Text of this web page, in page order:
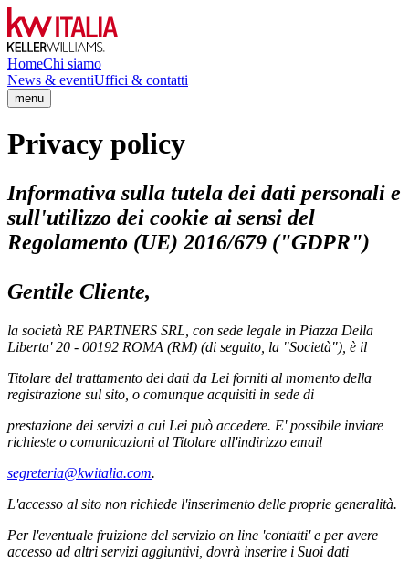
HomeChi siamo
News & eventiUffici & contatti
menu
Privacy policy
Informativa sulla tutela dei dati personali e
sull'utilizzo dei cookie ai sensi del
Regolamento (UE) 2016/679 ("GDPR")
Gentile Cliente,
la società RE PARTNERS SRL, con sede legale in Piazza Della
Liberta' 20 - 00192 ROMA (RM) (di seguito, la "Società"), è il
Titolare del trattamento dei dati da Lei forniti al momento della
registrazione sul sito, o comunque acquisiti in sede di
prestazione dei servizi a cui Lei può accedere. E' possibile inviare
richieste o comunicazioni al Titolare all'indirizzo email
segreteria@kwitalia.com.
L'accesso al sito non richiede l'inserimento delle proprie generalità.
Per l'eventuale fruizione del servizio on line 'contatti' e per avere
accesso ad altri servizi aggiuntivi, dovrà inserire i Suoi dati